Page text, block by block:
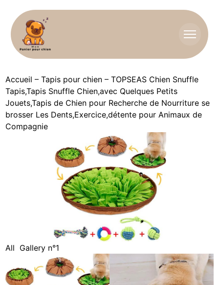
Accueil –Tapis pour chien –TOPSEAS Chien Snuffle
Tapis,Tapis Snuffle Chien,avec Quelques Petits
Jouets,Tapis de Chien pour Recherche de Nourriture se
brosser Les Dents,Exercice,détente pour Animaux de
Compagnie
All Gallery n°1